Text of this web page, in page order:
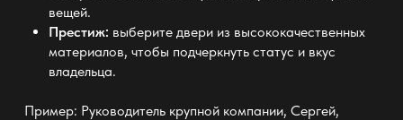
вещей.
Престиж: выберите двери из высококачественных
материалов, чтобы подчеркнуть статус и вкус
владельца.
Пример: Руководитель крупной компании, Сергей,